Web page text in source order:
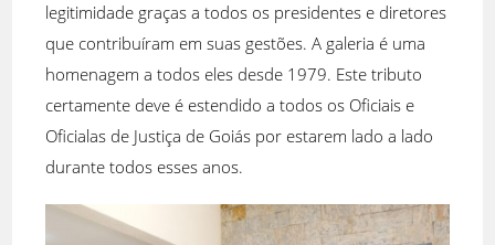
legitimidade graças a todos os presidentes e diretores
que contribuíram em suas gestões. A galeria é uma
homenagem a todos eles desde 1979. Este tributo
certamente deve é estendido a todos os Oficiais e
Oficialas de Justiça de Goiás por estarem lado a lado
durante todos esses anos.